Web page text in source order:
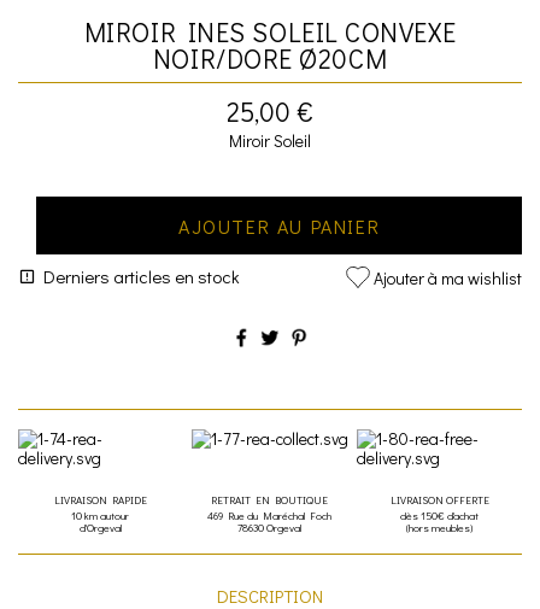
MIROIR INES SOLEIL CONVEXE
NOIR/DORE Ø20CM
25,00 €
Miroir Soleil
AJOUTER AU PANIER
Derniers articles en stock Ajouter à ma wishlist
LIVRAISON RAPIDE
10 km autour
d'Orgeval
RETRAIT EN BOUTIQUE
469 Rue du Maréchal Foch
78630 Orgeval
LIVRAISON OFFERTE
dès 150€ d'achat
(hors meubles)
DESCRIPTION